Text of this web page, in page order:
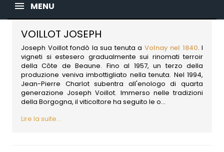
MENU
VOILLOT JOSEPH
Joseph Voillot fondò la sua tenuta a Volnay nel 1840. I
vigneti si estesero gradualmente sui rinomati terroir
della Côte de Beaune. Fino al 1957, un terzo della
produzione veniva imbottigliato nella tenuta. Nel 1994,
Jean-Pierre Charlot subentra all'enologo di quarta
generazione Joseph Voillot. Immerso nelle tradizioni
della Borgogna, il viticoltore ha seguito le o...
Lire la suite...